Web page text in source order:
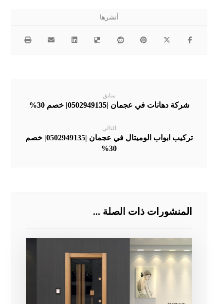
سابق
شركة دهانات في عجمان |0502949135| خصم 30%
التالي
تركيب ابواب الوميتال في عجمان |0502949135| خصم
30%
المنشورات ذات الصلة ...